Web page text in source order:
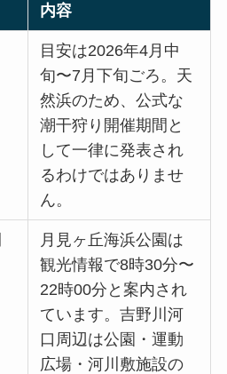
内容
目安は2026年4月中
旬〜7月下旬ごろ。天
然浜のため、公式な
潮干狩り開催期間と
して一律に発表され
るわけではありませ
ん。
月見ヶ丘海浜公園は
観光情報で8時30分〜
22時00分と案内され
ています。吉野川河
口周辺は公園・運動
広場・河川敷施設の